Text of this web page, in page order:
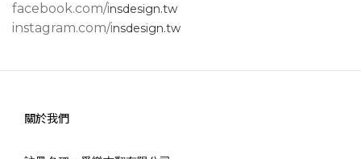
facebook.com/insdesign.tw
instagram.com/insdesign.tw
關於我們